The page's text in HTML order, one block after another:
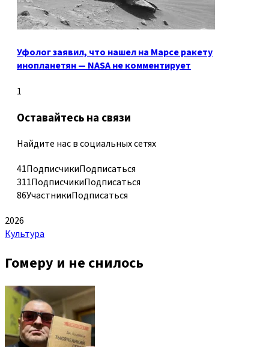
Уфолог заявил, что нашел на Марсе ракету
инопланетян — NASA не комментирует
1
Оставайтесь на связи
Найдите нас в социальных сетях
41ПодписчикиПодписаться
311ПодписчикиПодписаться
86УчастникиПодписаться
2026
Культура
Гомеру и не снилось